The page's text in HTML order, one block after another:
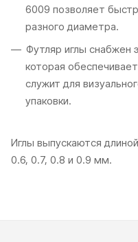
6009 позволяет
разного диаметра.
Футляр иглы снабжен
которая
служит для
упаковки.
Иглы выпускаются
0.6, 0.7, 0.8 и 0.9 мм.